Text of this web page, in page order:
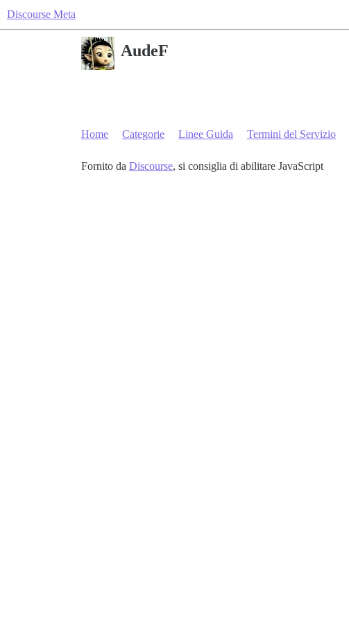
Discourse Meta
AudeF
Home Categorie Linee Guida Termini del Servizio
Fornito da Discourse, si consiglia di abilitare JavaScript